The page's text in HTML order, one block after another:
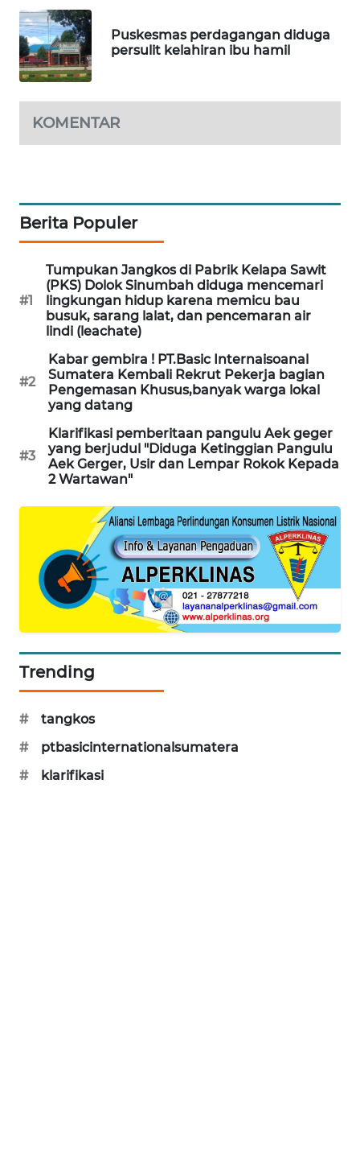
Puskesmas perdagangan diduga
persulit kelahiran ibu hamil
KOMENTAR
Berita Populer
#1
Tumpukan Jangkos di Pabrik Kelapa Sawit
(PKS) Dolok Sinumbah diduga mencemari
lingkungan hidup karena memicu bau
busuk, sarang lalat, dan pencemaran air
lindi (leachate)
#2
Kabar gembira ! PT.Basic Internaisoanal
Sumatera Kembali Rekrut Pekerja bagian
Pengemasan Khusus,banyak warga lokal
yang datang
#3
Klarifikasi pemberitaan pangulu Aek geger
yang berjudul "Diduga Ketinggian Pangulu
Aek Gerger, Usir dan Lempar Rokok Kepada
2 Wartawan"
Trending
#
tangkos
#
ptbasicinternationalsumatera
#
klarifikasi
CILEUNGSI
NEWS
BERKAT
NEWS
ANUGERAH
NEWS
AKHLAK
ID
PERAPKI
NEWS
SONYA
ASA
NEWS